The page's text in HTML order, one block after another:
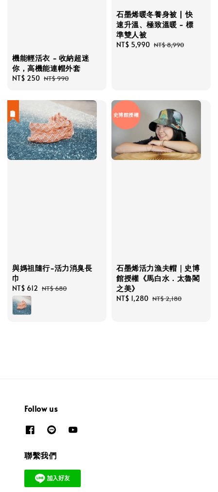
機能輕活衣 - 收納超迷
你，高機能連帽外套
Sale
NT$ 250 Regular
NT$ 990
石墨烯暖冬養身被 | 快
速升溫、極致溫暖 - 標
準雙人被
Sale
NT$ 5,990 Regular
NT$ 8,990
與媽祖隨行-活力消臭長
巾
Sale
price
NT$ 612 Regular
NT$ 680
史博館授權
石墨烯活力漁夫帽｜史博
館授權《馬白水．太魯閣
之美》
Sale
NT$ 1,280 Regular
NT$ 2,180
Follow us
聯繫我們